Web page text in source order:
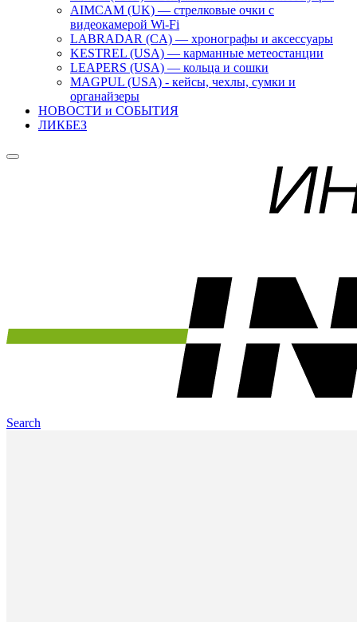
AIMCAM (UK) — стрелковые очки с
видеокамерой Wi-Fi
LABRADAR (CA) — хронографы и аксессуары
KESTREL (USA) — карманные метеостанции
LEAPERS (USA) — кольца и сошки
MAGPUL (USA) - кейсы, чехлы, сумки и
органайзеры
НОВОСТИ и СОБЫТИЯ
ЛИКБЕЗ
Search